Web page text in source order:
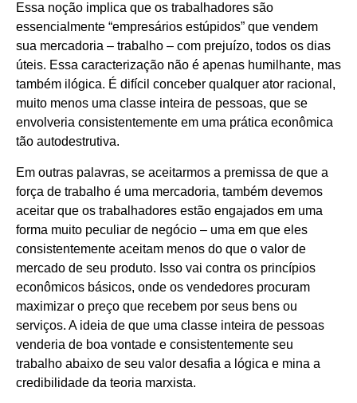
Essa noção implica que os trabalhadores são
essencialmente “empresários estúpidos” que vendem
sua mercadoria – trabalho – com prejuízo, todos os dias
úteis. Essa caracterização não é apenas humilhante, mas
também ilógica. É difícil conceber qualquer ator racional,
muito menos uma classe inteira de pessoas, que se
envolveria consistentemente em uma prática econômica
tão autodestrutiva.
Em outras palavras, se aceitarmos a premissa de que a
força de trabalho é uma mercadoria, também devemos
aceitar que os trabalhadores estão engajados em uma
forma muito peculiar de negócio – uma em que eles
consistentemente aceitam menos do que o valor de
mercado de seu produto. Isso vai contra os princípios
econômicos básicos, onde os vendedores procuram
maximizar o preço que recebem por seus bens ou
serviços. A ideia de que uma classe inteira de pessoas
venderia de boa vontade e consistentemente seu
trabalho abaixo de seu valor desafia a lógica e mina a
credibilidade da teoria marxista.